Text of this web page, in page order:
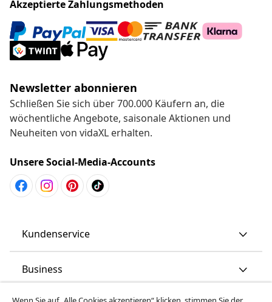
Akzeptierte Zahlungsmethoden
Newsletter abonnieren
Schließen Sie sich über 700.000 Käufern an, die
wöchentliche Angebote, saisonale Aktionen und
Neuheiten von vidaXL erhalten.
Unsere Social-Media-Accounts
Kundenservice
Business